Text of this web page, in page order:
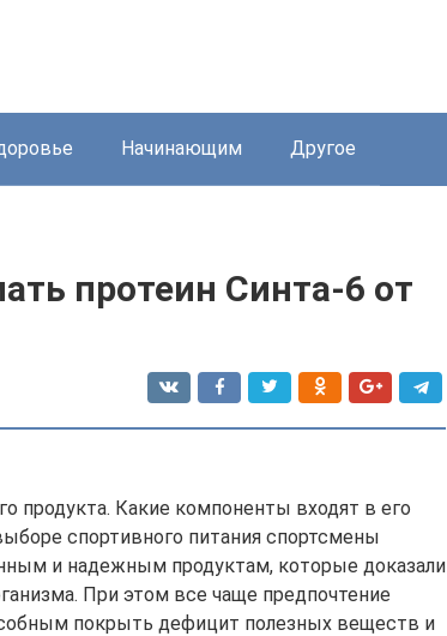
Начинающим Другое
протеин Синта-6 от
продукта. Какие компоненты входят в его
спортивного питания спортсмены
и надежным продуктам, которые доказали
При этом все чаще предпочтение
покрыть дефицит полезных веществ и